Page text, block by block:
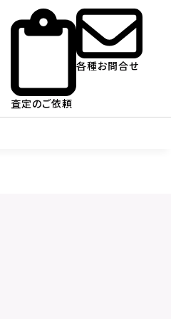
査定のご依頼
各種お問合せ